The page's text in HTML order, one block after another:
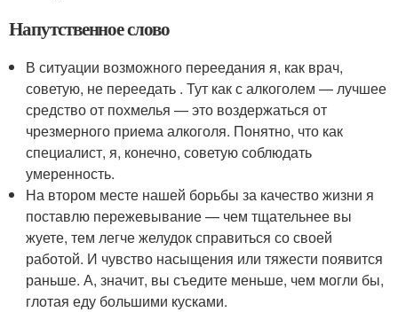
Напутственное слово
В ситуации возможного переедания я, как врач,
советую, не переедать . Тут как с алкоголем — лучшее
средство от похмелья — это воздержаться от
чрезмерного приема алкоголя. Понятно, что как
специалист, я, конечно, советую соблюдать
умеренность.
На втором месте нашей борьбы за качество жизни я
поставлю пережевывание — чем тщательнее вы
жуете, тем легче желудок справиться со своей
работой. И чувство насыщения или тяжести появится
раньше. А, значит, вы съедите меньше, чем могли бы,
глотая еду большими кусками.